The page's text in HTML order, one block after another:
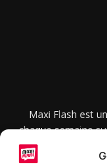
Maxi Flash est
chaque semaine
2015, dans les
2022, et à